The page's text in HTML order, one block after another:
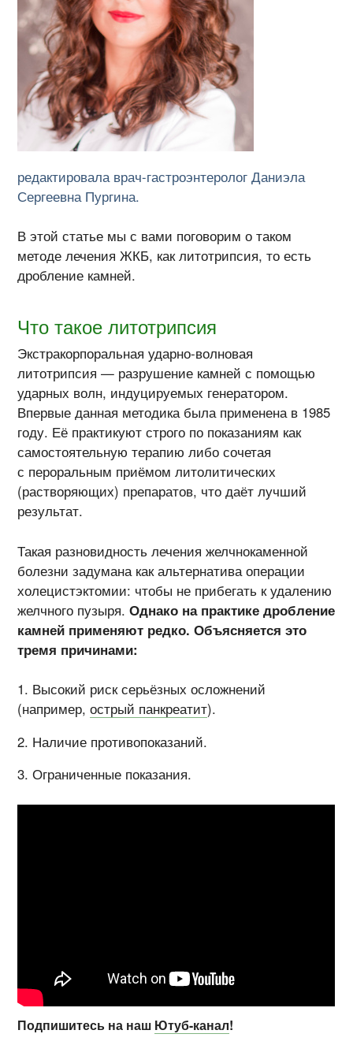
редактировала врач-гастроэнтеролог Даниэла
Сергеевна Пургина.
В этой статье мы с вами поговорим о таком
методе лечения ЖКБ, как литотрипсия, то есть
дробление камней.
Что такое литотрипсия
Экстракорпоральная ударно-волновая
литотрипсия — разрушение камней с помощью
ударных волн, индуцируемых генератором.
Впервые данная методика была применена в 1985
году. Её практикуют строго по показаниям как
самостоятельную терапию либо сочетая
с пероральным приёмом литолитических
(растворяющих) препаратов, что даёт лучший
результат.
Такая разновидность лечения желчнокаменной
болезни задумана как альтернатива операции
холецистэктомии: чтобы не прибегать к удалению
желчного пузыря.Однако на практике дробление
камней применяют редко. Объясняется это
тремя причинами:
Высокий риск серьёзных осложнений
(например,острый панкреатит).
Наличие противопоказаний.
Ограниченные показания.
Подпишитесь на наш Ютуб-канал!